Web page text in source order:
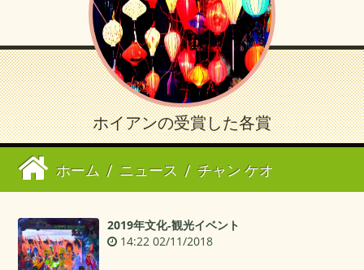
ホイアンの受賞した各賞
ホーム / ニュース / チャン ケオ
2019年文化‐観光イベント
14:22 02/11/2018